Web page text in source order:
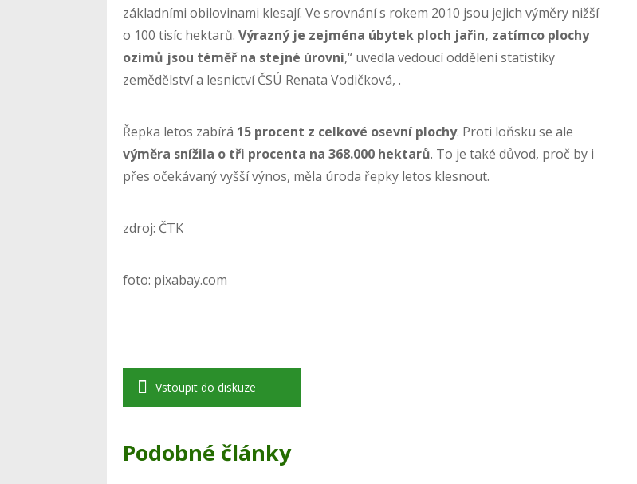
základními obilovinami klesají. Ve srovnání s rokem 2010 jsou jejich výměry nižší
o 100 tisíc hektarů. Výrazný je zejména úbytek ploch jařin, zatímco plochy
ozimů jsou téměř na stejné úrovni,“ uvedla vedoucí oddělení statistiky
zemědělství a lesnictví ČSÚ Renata Vodičková, .
Řepka letos zabírá 15 procent z celkové osevní plochy. Proti loňsku se ale
výměra snížila o tři procenta na 368.000 hektarů. To je také důvod, proč by i
přes očekávaný vyšší výnos, měla úroda řepky letos klesnout.
zdroj: ČTK
foto: pixabay.com
Vstoupit do diskuze
Podobné články